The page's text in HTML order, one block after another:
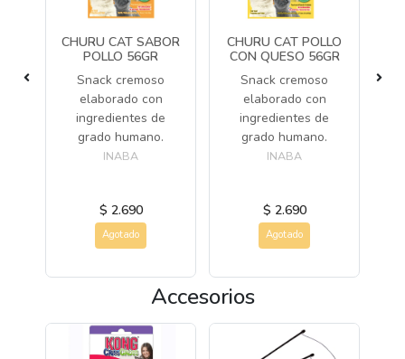
CHURU CAT SABOR
POLLO 56GR
Snack cremoso
elaborado con
ingredientes de
grado humano.
INABA
$ 2.690
Agotado
CHURU CAT POLLO
CON QUESO 56GR
Snack cremoso
elaborado con
ingredientes de
grado humano.
INABA
$ 2.690
Agotado
Accesorios